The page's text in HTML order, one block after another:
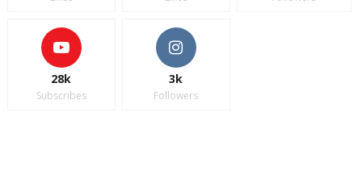
28k
Subscribes
3k
Followers